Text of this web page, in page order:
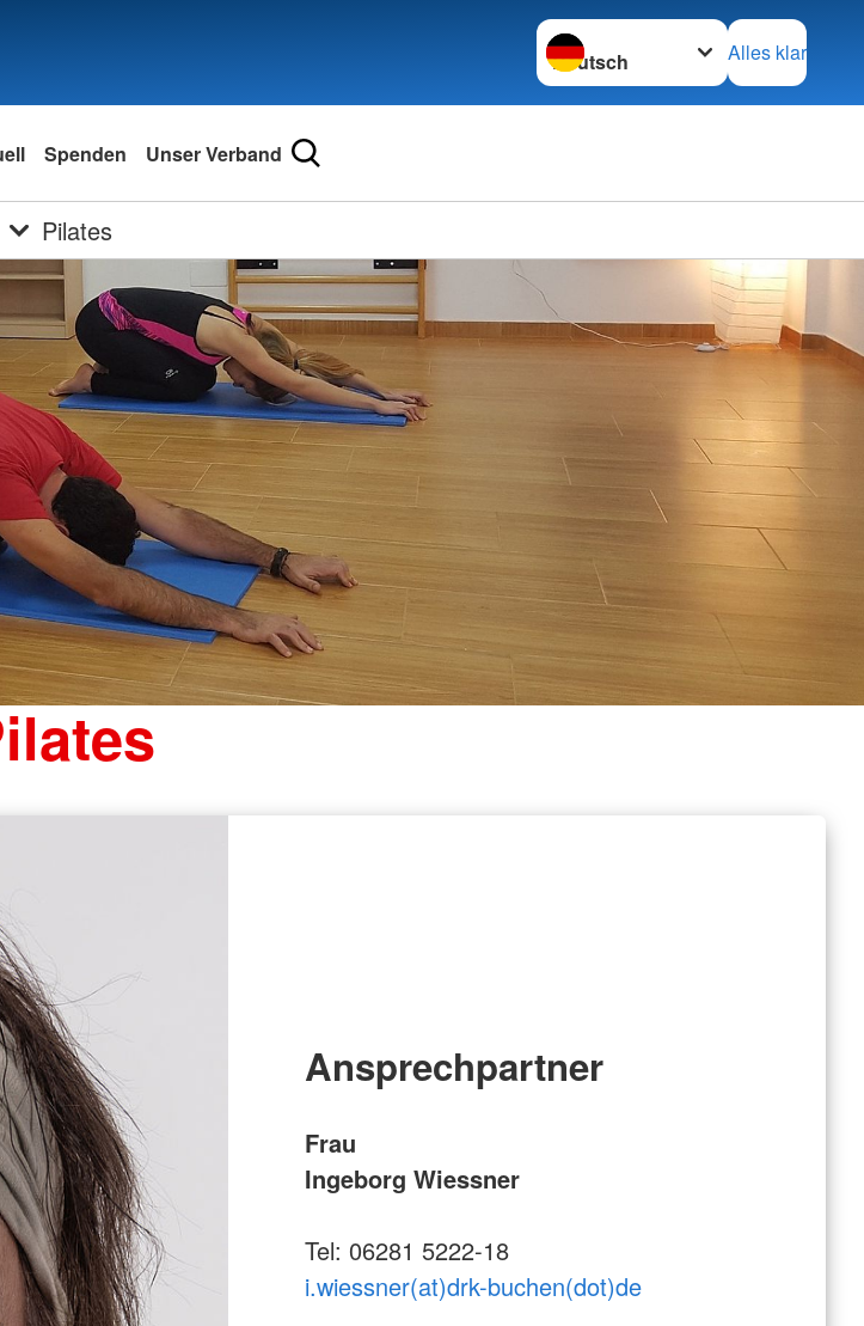
Sprache wechseln zu
Alles klar
Spenden Unser Verband
Pilates
Ansprechpartner
Frau
Ingeborg Wiessner
Tel: 06281 5222-18
i.wiessner(at)drk-buchen(dot)de